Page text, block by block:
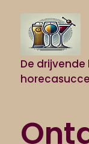
inhoud
De